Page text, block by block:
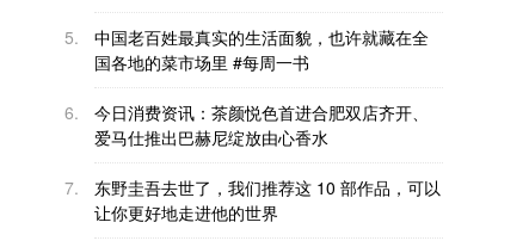
5.
中国老百姓最真实的生活面貌，也许就藏在全
国各地的菜市场里 #每周一书
6.
今日消费资讯：茶颜悦色首进合肥双店齐开、
爱马仕推出巴赫尼绽放由心香水
7.
东野圭吾去世了，我们推荐这 10 部作品，可以
让你更好地走进他的世界